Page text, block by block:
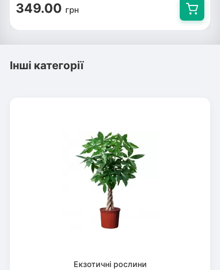
349.00 грн
Інші категорії
Екзотичні рослини